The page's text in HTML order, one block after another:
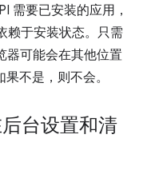
需要已安装的应用，
赖于安装状态。只需
器可能会在其他位置
不是，则不会。
台设置和清